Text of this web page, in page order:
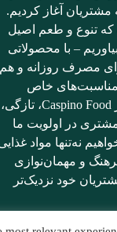
آغاز کردیم.
تنوع و طعم اصیل
– با محصولاتی
مصرف روزانه و هم
مناسبت‌های خاص
مناسب هستند. در Caspino Food، تازگی،
در اولویت ما
نه‌تنها مواد
فرهنگ و مهمان‌نوازی
خود نزدیک‌تر